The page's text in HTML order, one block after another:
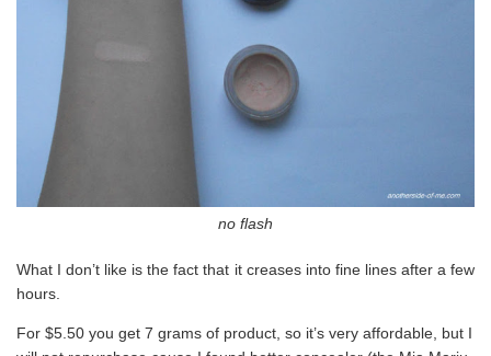
no flash
What I don’t like is the fact that it creases into fine lines after a few
hours.
For $5.50 you get 7 grams of product, so it’s very affordable, but I